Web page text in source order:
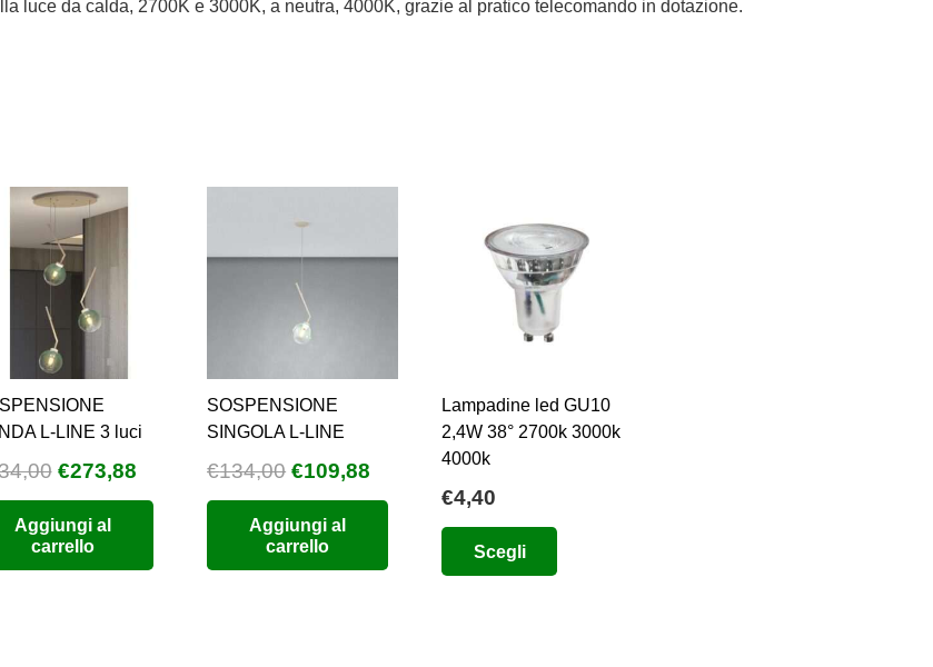
luce da calda, 2700K e 3000K, a neutra, 4000K, grazie al pratico telecomando in dotazione.
L-LINE 3 luci
Il
prezzo
originale
era:
€273,88Il
prezzo
Aggiungi al
carrello
SOSPENSIONE
SINGOLA L-LINE
€134,00 Il
prezzo
originale
era:
€109,88
prezzo
Aggiungi al
carrello
Lampadine led GU10
2,4W 38° 2700k 3000k
4000k
€4,40
Scegli